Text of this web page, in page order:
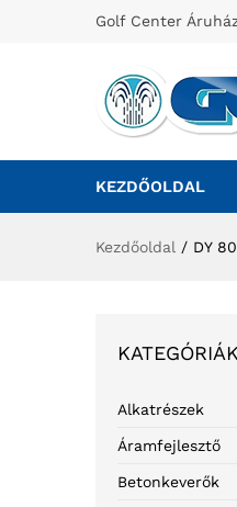
Golf Center
KEZDŐOLDAL
Kezdőoldal / DY
KATEGÓRIÁK
Alkatrészek
Áramfejlesztő
Betonkeverők